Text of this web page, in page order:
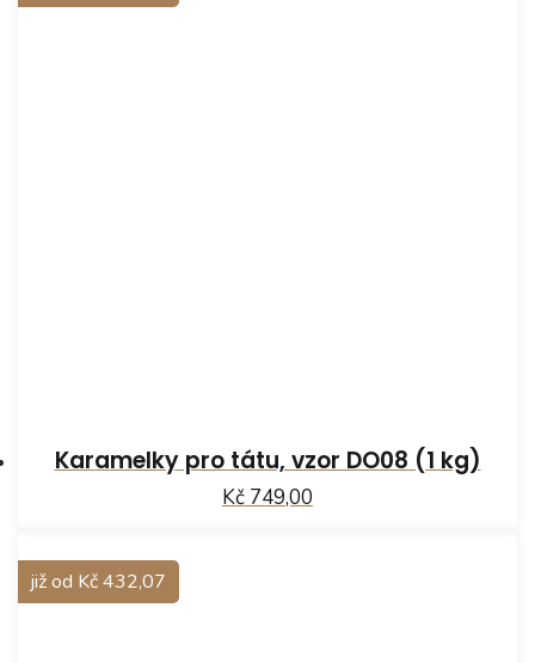
Karamelky pro tátu, vzor DO08 (1 kg)
Kč 749,00
již od Kč 432,07